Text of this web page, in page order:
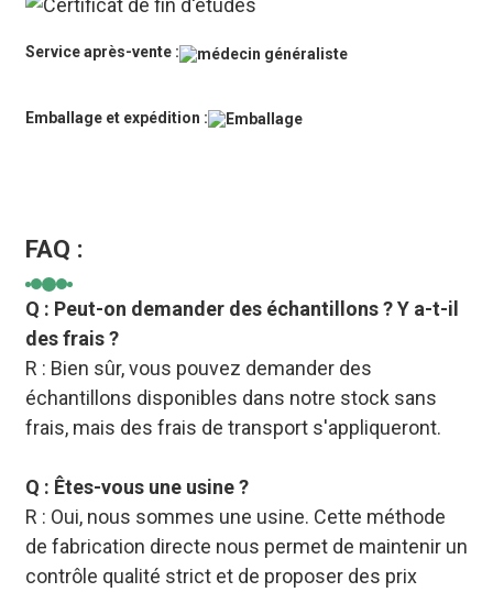
Service après-vente :
Emballage et expédition :
FAQ :
Q : Peut-on demander des échantillons ? Y a-t-il
des frais ?
R : Bien sûr, vous pouvez demander des
échantillons disponibles dans notre stock sans
frais, mais des frais de transport s'appliqueront.
Q : Êtes-vous une usine ?
R : Oui, nous sommes une usine. Cette méthode
de fabrication directe nous permet de maintenir un
contrôle qualité strict et de proposer des prix